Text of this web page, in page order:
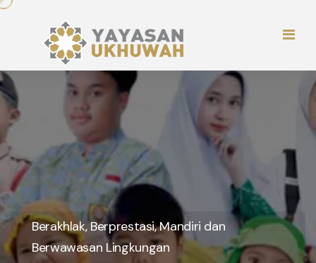
Berakhlak, Berprestasi, Mandiri dan
Berwawasan Lingkungan